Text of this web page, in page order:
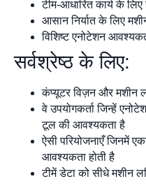
टीम-आधारित कार्य के
आसान निर्यात के लिए
विशिष्ट एनोटेशन
सर्वश्रेष्ठ के लिए:
कंप्यूटर विज़न और मशीन
वे उपयोगकर्ता जिन्हें
टूल की आवश्यकता है
ऐसी परियोजनाएँ जिनमें
आवश्यकता होती है
टीमें डेटा को सीधे मशीन